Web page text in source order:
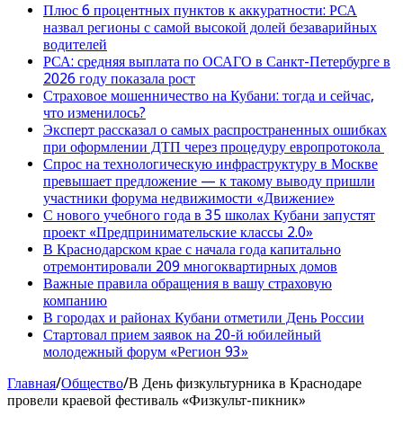
Плюс 6 процентных пунктов к аккуратности: РСА
назвал регионы с самой высокой долей безаварийных
водителей
РСА: средняя выплата по ОСАГО в Санкт-Петербурге в
2026 году показала рост
Страховое мошенничество на Кубани: тогда и сейчас,
что изменилось?
Эксперт рассказал о самых распространенных ошибках
при оформлении ДТП через процедуру европротокола
Спрос на технологическую инфраструктуру в Москве
превышает предложение — к такому выводу пришли
участники форума недвижимости «Движение»
С нового учебного года в 35 школах Кубани запустят
проект «Предпринимательские классы 2.0»
В Краснодарском крае с начала года капитально
отремонтировали 209 многоквартирных домов
Важные правила обращения в вашу страховую
компанию
В городах и районах Кубани отметили День России
Стартовал прием заявок на 20-й юбилейный
молодежный форум «Регион 93»
Главная/Общество/В День физкультурника в Краснодаре
провели краевой фестиваль «Физкульт-пикник»